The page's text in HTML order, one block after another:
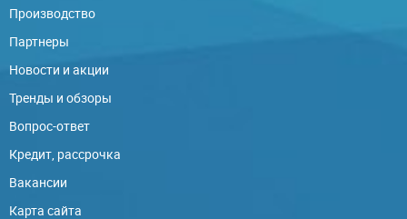
Производство
Партнеры
Новости и акции
Тренды и обзоры
Вопрос-ответ
Кредит, рассрочка
Вакансии
Карта сайта